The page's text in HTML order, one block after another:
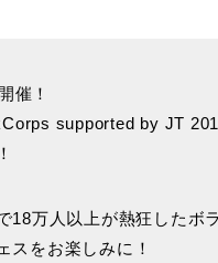
催！
supported by JT
18万人以上が熱狂したボ
スをお楽しみに！